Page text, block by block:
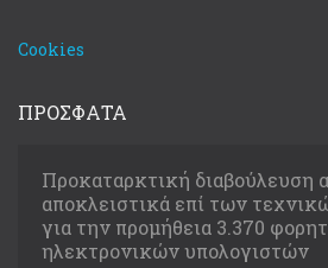
Cookies
ΠΡΟΣΦΑΤΑ
Προκαταρκτική διαβούλευση
αποκλειστικά επί των
για την προμήθεια 3.370
ηλεκτρονικών υπολογιστών